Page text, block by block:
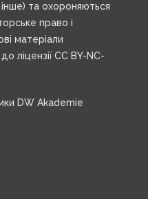
та охороняються
право і
матеріали
ліцензії CC BY-NC-
DW Akademie